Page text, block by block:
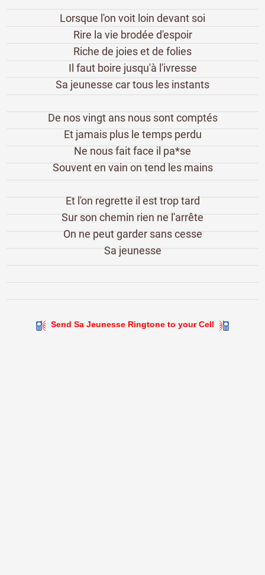
Lorsque l'on voit loin devant soi
Rire la vie brodée d'espoir
Riche de joies et de folies
Il faut boire jusqu'à l'ivresse
Sa jeunesse car tous les instants
De nos vingt ans nous sont comptés
Et jamais plus le temps perdu
Ne nous fait face il pa*se
Souvent en vain on tend les mains
Et l'on regrette il est trop tard
Sur son chemin rien ne l'arrête
On ne peut garder sans cesse
Sa jeunesse
Send Sa Jeunesse Ringtone to your Cell